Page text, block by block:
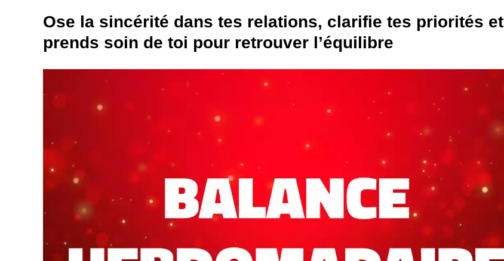
Ose la sincérité dans tes relations, clarifie tes priorités et
prends soin de toi pour retrouver l’équilibre